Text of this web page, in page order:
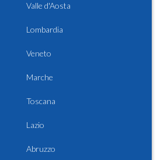
Valle d'Aosta
Lombardia
Veneto
Marche
Toscana
Lazio
Abruzzo